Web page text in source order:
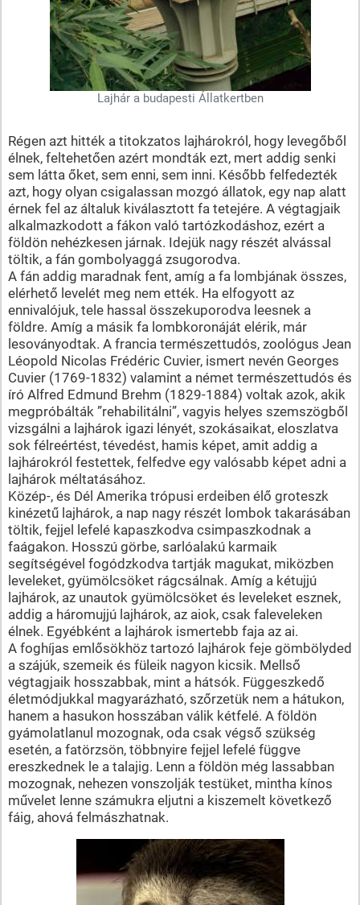
Lajhár a budapesti Állatkertben
Régen azt hitték a titokzatos lajhárokról, hogy levegőből
élnek, feltehetően azért mondták ezt, mert addig senki
sem látta őket, sem enni, sem inni. Később felfedezték
azt, hogy olyan csigalassan mozgó állatok, egy nap alatt
érnek fel az általuk kiválasztott fa tetejére. A végtagjaik
alkalmazkodott a fákon való tartózkodáshoz, ezért a
földön nehézkesen járnak. Idejük nagy részét alvással
töltik, a fán gombolyaggá zsugorodva.
A fán addig maradnak fent, amíg a fa lombjának összes,
elérhető levelét meg nem ették. Ha elfogyott az
ennivalójuk, tele hassal összekuporodva leesnek a
földre. Amíg a másik fa lombkoronáját elérik, már
lesoványodtak. A francia természettudós, zoológus Jean
Léopold Nicolas Frédéric Cuvier, ismert nevén Georges
Cuvier (1769-1832) valamint a német természettudós és
író Alfred Edmund Brehm (1829-1884) voltak azok, akik
megpróbálták ”rehabilitálni”, vagyis helyes szemszögből
vizsgálni a lajhárok igazi lényét, szokásaikat, eloszlatva
sok félreértést, tévedést, hamis képet, amit addig a
lajhárokról festettek, felfedve egy valósabb képet adni a
lajhárok méltatásához.
Közép-, és Dél Amerika trópusi erdeiben élő groteszk
kinézetű lajhárok, a nap nagy részét lombok takarásában
töltik, fejjel lefelé kapaszkodva csimpaszkodnak a
faágakon. Hosszú görbe, sarlóalakú karmaik
segítségével fogódzkodva tartják magukat, miközben
leveleket, gyümölcsöket rágcsálnak. Amíg a kétujjú
lajhárok, az unautok gyümölcsöket és leveleket esznek,
addig a háromujjú lajhárok, az aiok, csak faleveleken
élnek. Egyébként a lajhárok ismertebb faja az ai.
A foghíjas emlősökhöz tartozó lajhárok feje gömbölyded
a szájúk, szemeik és füleik nagyon kicsik. Mellső
végtagjaik hosszabbak, mint a hátsók. Függeszkedő
életmódjukkal magyarázható, szőrzetük nem a hátukon,
hanem a hasukon hosszában válik kétfelé. A földön
gyámolatlanul mozognak, oda csak végső szükség
esetén, a fatörzsön, többnyire fejjel lefelé függve
ereszkednek le a talajig. Lenn a földön még lassabban
mozognak, nehezen vonszolják testüket, mintha kínos
művelet lenne számukra eljutni a kiszemelt következő
fáig, ahová felmászhatnak.